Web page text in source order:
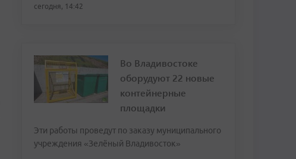
сегодня, 14:42
Во Владивостоке
оборудуют 22 новые
контейнерные
площадки
Эти работы проведут по заказу муниципального
учреждения «Зелёный Владивосток»